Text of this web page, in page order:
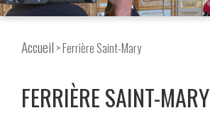
Accueil > Ferrière Saint-Mary
FERRIÈRE SAINT-MARY